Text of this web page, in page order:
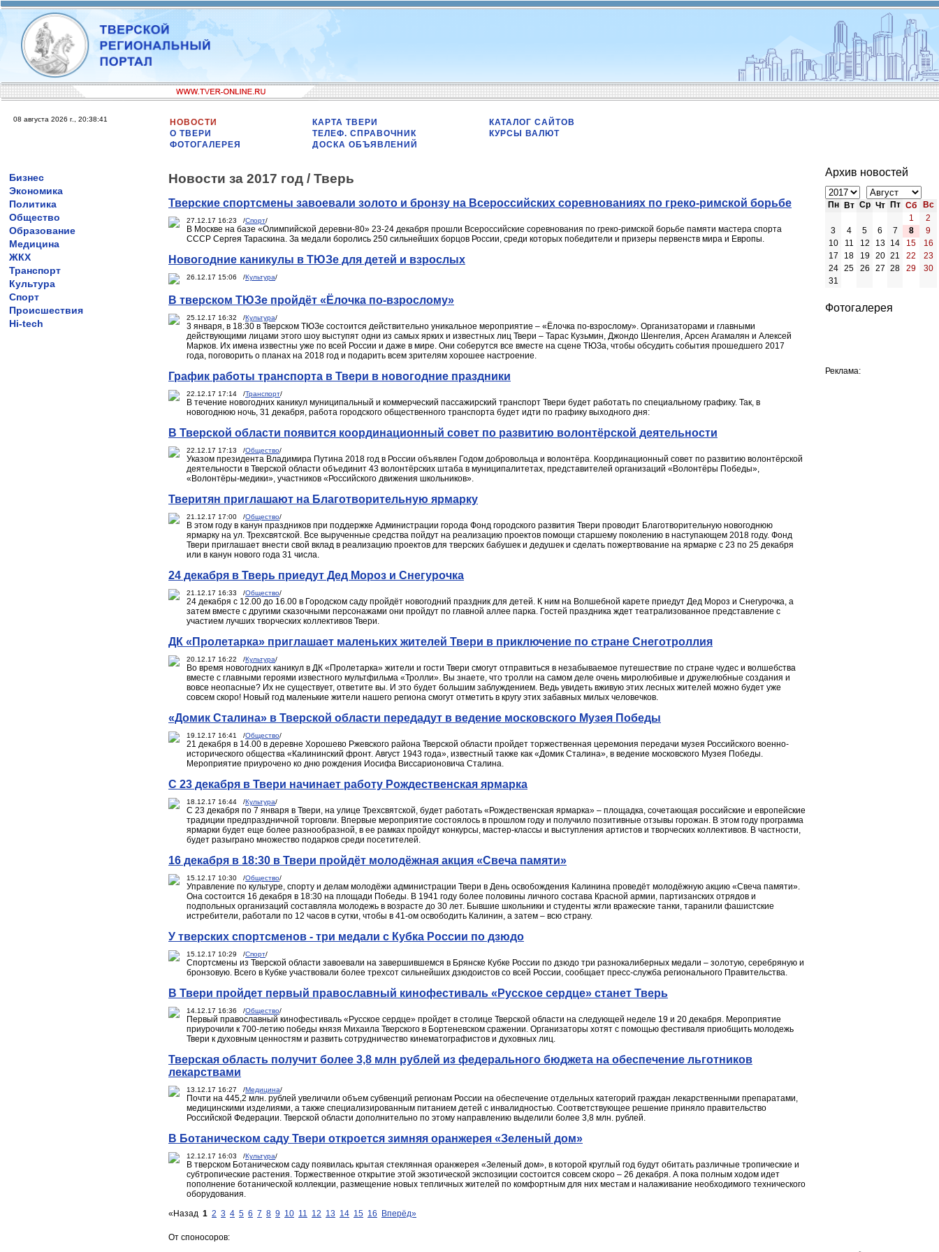
08 августа 2026 г., 20:38:41
НОВОСТИ
О ТВЕРИ
ФОТОГАЛЕРЕЯ
КАРТА ТВЕРИ
ТЕЛЕФ. СПРАВОЧНИК
ДОСКА ОБЪЯВЛЕНИЙ
КАТАЛОГ САЙТОВ
КУРСЫ ВАЛЮТ
Бизнес
Экономика
Политика
Общество
Образование
Медицина
ЖКХ
Транспорт
Культура
Спорт
Происшествия
Hi-tech
Новости за 2017 год / Тверь
Тверские спортсмены завоевали золото и бронзу на Всероссийских соревнованиях по греко-римской борьбе
27.12.17 16:23 /Спорт/
В Москве на базе «Олимпийской деревни-80» 23-24 декабря прошли Всероссийские соревнования по греко-римской борьбе памяти мастера спорта
СССР Сергея Тараскина. За медали боролись 250 сильнейших борцов России, среди которых победители и призеры первенств мира и Европы.
Новогодние каникулы в ТЮЗе для детей и взрослых
26.12.17 15:06 /Культура/
В тверском ТЮЗе пройдёт «Ёлочка по-взрослому»
25.12.17 16:32 /Культура/
3 января, в 18:30 в Тверском ТЮЗе состоится действительно уникальное мероприятие – «Ёлочка по-взрослому». Организаторами и главными
действующими лицами этого шоу выступят одни из самых ярких и известных лиц Твери – Тарас Кузьмин, Джондо Шенгелия, Арсен Агамалян и Алексей
Марков. Их имена известны уже по всей России и даже в мире. Они соберутся все вместе на сцене ТЮЗа, чтобы обсудить события прошедшего 2017
года, поговорить о планах на 2018 год и подарить всем зрителям хорошее настроение.
График работы транспорта в Твери в новогодние праздники
22.12.17 17:14 /Транспорт/
В течение новогодних каникул муниципальный и коммерческий пассажирский транспорт Твери будет работать по специальному графику. Так, в
новогоднюю ночь, 31 декабря, работа городского общественного транспорта будет идти по графику выходного дня:
В Тверской области появится координационный совет по развитию волонтёрской деятельности
22.12.17 17:13 /Общество/
Указом президента Владимира Путина 2018 год в России объявлен Годом добровольца и волонтёра. Координационный совет по развитию волонтёрской
деятельности в Тверской области объединит 43 волонтёрских штаба в муниципалитетах, представителей организаций «Волонтёры Победы»,
«Волонтёры-медики», участников «Российского движения школьников».
Тверитян приглашают на Благотворительную ярмарку
21.12.17 17:00 /Общество/
В этом году в канун праздников при поддержке Администрации города Фонд городского развития Твери проводит Благотворительную новогоднюю
ярмарку на ул. Трехсвятской. Все вырученные средства пойдут на реализацию проектов помощи старшему поколению в наступающем 2018 году. Фонд
Твери приглашает внести свой вклад в реализацию проектов для тверских бабушек и дедушек и сделать пожертвование на ярмарке с 23 по 25 декабря
или в канун нового года 31 числа.
24 декабря в Тверь приедут Дед Мороз и Снегурочка
21.12.17 16:33 /Общество/
24 декабря с 12.00 до 16.00 в Городском саду пройдёт новогодний праздник для детей. К ним на Волшебной карете приедут Дед Мороз и Снегурочка, а
затем вместе с другими сказочными персонажами они пройдут по главной аллее парка. Гостей праздника ждет театрализованное представление с
участием лучших творческих коллективов Твери.
ДК «Пролетарка» приглашает маленьких жителей Твери в приключение по стране Снеготроллия
20.12.17 16:22 /Культура/
Во время новогодних каникул в ДК «Пролетарка» жители и гости Твери смогут отправиться в незабываемое путешествие по стране чудес и волшебства
вместе с главными героями известного мультфильма «Тролли». Вы знаете, что тролли на самом деле очень миролюбивые и дружелюбные создания и
вовсе неопасные? Их не существует, ответите вы. И это будет большим заблуждением. Ведь увидеть вживую этих лесных жителей можно будет уже
совсем скоро! Новый год маленькие жители нашего региона смогут отметить в кругу этих забавных милых человечков.
«Домик Сталина» в Тверской области передадут в ведение московского Музея Победы
19.12.17 16:41 /Общество/
21 декабря в 14.00 в деревне Хорошево Ржевского района Тверской области пройдет торжественная церемония передачи музея Российского военно-
исторического общества «Калининский фронт. Август 1943 года», известный также как «Домик Сталина», в ведение московского Музея Победы.
Мероприятие приурочено ко дню рождения Иосифа Виссарионовича Сталина.
C 23 декабря в Твери начинает работу Рождественская ярмарка
18.12.17 16:44 /Культура/
С 23 декабря по 7 января в Твери, на улице Трехсвятской, будет работать «Рождественская ярмарка» – площадка, сочетающая российские и европейские
традиции предпраздничной торговли. Впервые мероприятие состоялось в прошлом году и получило позитивные отзывы горожан. В этом году программа
ярмарки будет еще более разнообразной, в ее рамках пройдут конкурсы, мастер-классы и выступления артистов и творческих коллективов. В частности,
будет разыграно множество подарков среди посетителей.
16 декабря в 18:30 в Твери пройдёт молодёжная акция «Свеча памяти»
15.12.17 10:30 /Общество/
Управление по культуре, спорту и делам молодёжи администрации Твери в День освобождения Калинина проведёт молодёжную акцию «Свеча памяти».
Она состоится 16 декабря в 18:30 на площади Победы. В 1941 году более половины личного состава Красной армии, партизанских отрядов и
подпольных организаций составляла молодежь в возрасте до 30 лет. Бывшие школьники и студенты жгли вражеские танки, таранили фашистские
истребители, работали по 12 часов в сутки, чтобы в 41-ом освободить Калинин, а затем – всю страну.
У тверских спортсменов - три медали с Кубка России по дзюдо
15.12.17 10:29 /Спорт/
Спортсмены из Тверской области завоевали на завершившемся в Брянске Кубке России по дзюдо три разнокалиберных медали – золотую, серебряную и
бронзовую. Всего в Кубке участвовали более трехсот сильнейших дзюдоистов со всей России, сообщает пресс-служба регионального Правительства.
В Твери пройдет первый православный кинофестиваль «Русское сердце» станет Тверь
14.12.17 16:36 /Общество/
Первый православный кинофестиваль «Русское сердце» пройдет в столице Тверской области на следующей неделе 19 и 20 декабря. Мероприятие
приурочили к 700-летию победы князя Михаила Тверского в Бортеневском сражении. Организаторы хотят с помощью фестиваля приобщить молодежь
Твери к духовным ценностям и развить сотрудничество кинематографистов и духовных лиц.
Тверская область получит более 3,8 млн рублей из федерального бюджета на обеспечение льготников
лекарствами
13.12.17 16:27 /Медицина/
Почти на 445,2 млн. рублей увеличили объем субвенций регионам России на обеспечение отдельных категорий граждан лекарственными препаратами,
медицинскими изделиями, а также специализированным питанием детей с инвалидностью. Соответствующее решение приняло правительство
Российской Федерации. Тверской области дополнительно по этому направлению выделили более 3,8 млн. рублей.
В Ботаническом саду Твери откроется зимняя оранжерея «Зеленый дом»
12.12.17 16:03 /Культура/
В тверском Ботаническом саду появилась крытая стеклянная оранжерея «Зеленый дом», в которой круглый год будут обитать различные тропические и
субтропические растения. Торжественное открытие этой экзотической экспозиции состоится совсем скоро – 26 декабря. А пока полным ходом идет
пополнение ботанической коллекции, размещение новых тепличных жителей по комфортным для них местам и налаживание необходимого технического
оборудования.
«Назад 1 2 3 4 5 6 7 8 9 10 11 12 13 14 15 16 Вперёд»
От споносоров:
Архив новостей
Пн Вт Ср Чт Пт Сб
Вс
1
2
3
4 5 6 7 8
9
10
11 12 13 14 15
16
17
18 19 20 21 22
23
24
25 26 27 28 29
30
31
Фотогалерея
Реклама: